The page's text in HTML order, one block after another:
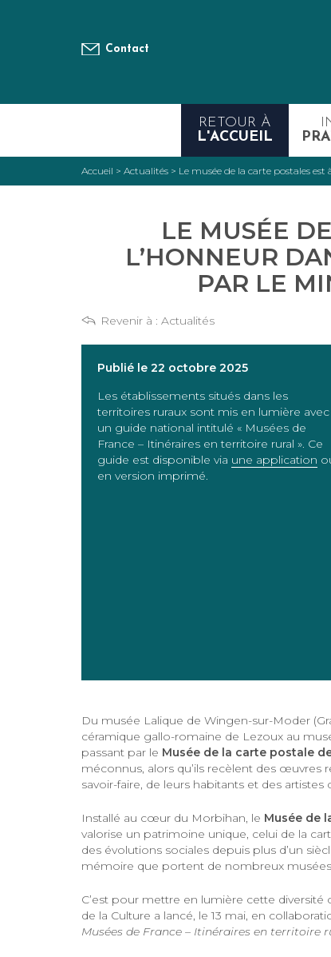
Contact
RETOUR À
L'ACCUEIL
Accueil > Actualités > Le musée de la carte postales
LE MUSÉE
L’HONNEUR
PAR LE
Revenir à : Actualités
Publié le 22 octobre 2025
Les établissements situés dans les
territoires ruraux sont mis en lumière avec
un guide national intitulé « Musées de
France – Itinéraires en territoire rural ». Ce
guide est disponible via une application
en version imprimé.
Du musée Lalique de Wingen-sur-Moder
céramique gallo-romaine de Lezoux au
passant par le Musée de la carte postale
méconnus, alors qu’ils recèlent des œuvres
savoir-faire, de leurs habitants et des artistes
Installé au cœur du Morbihan, le Musée de
valorise un patrimoine unique, celui de la
des évolutions sociales depuis plus d’un
mémoire que portent de nombreux musées
C’est pour mettre en lumière cette
de la Culture a lancé, le 13 mai, en
Musées de France – Itinéraires en territoire